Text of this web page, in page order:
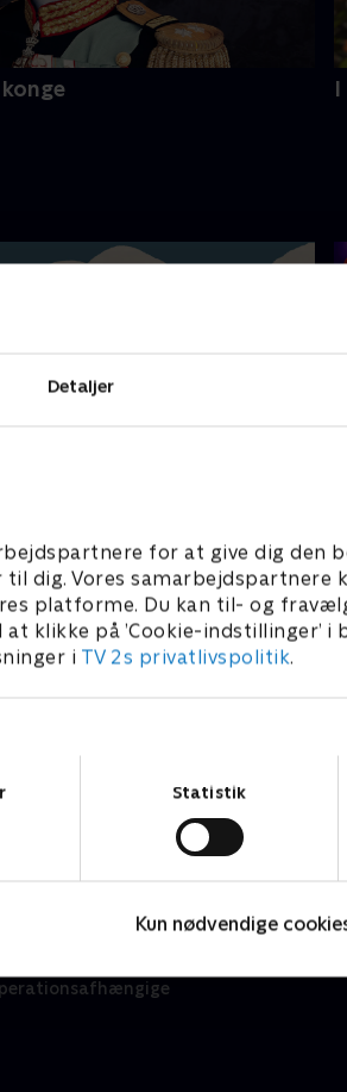
Detaljer
for at give dig den
dig. Vores samarbejdspartnere
platforme. Du kan til- og
klikke på ’Cookie-indstillinger’ i
i TV 2s privatlivspolitik.
Statistik
Kun nødvendige
I